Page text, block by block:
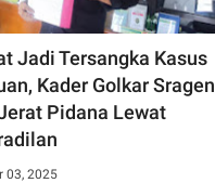
Jadi Tersangka Kasus
Kader Golkar Sragen
Pidana Lewat
03, 2025